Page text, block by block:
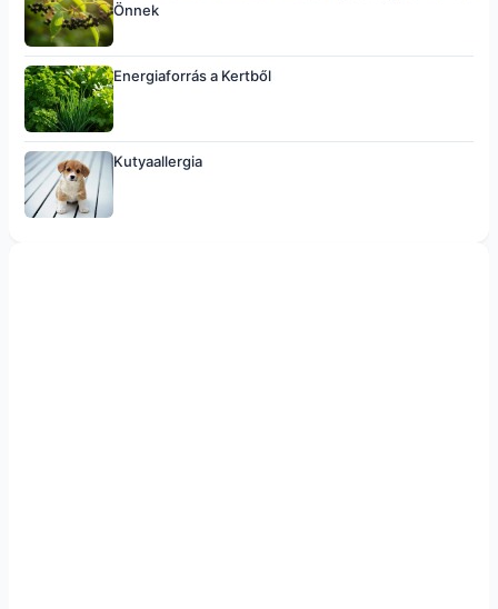
Önnek
Energiaforrás a Kertből
Kutyaallergia